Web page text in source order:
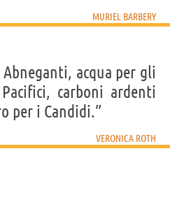
MURIEL BARBERY
acqua per gli
carboni ardenti
per i Candidi.”
VERONICA ROTH